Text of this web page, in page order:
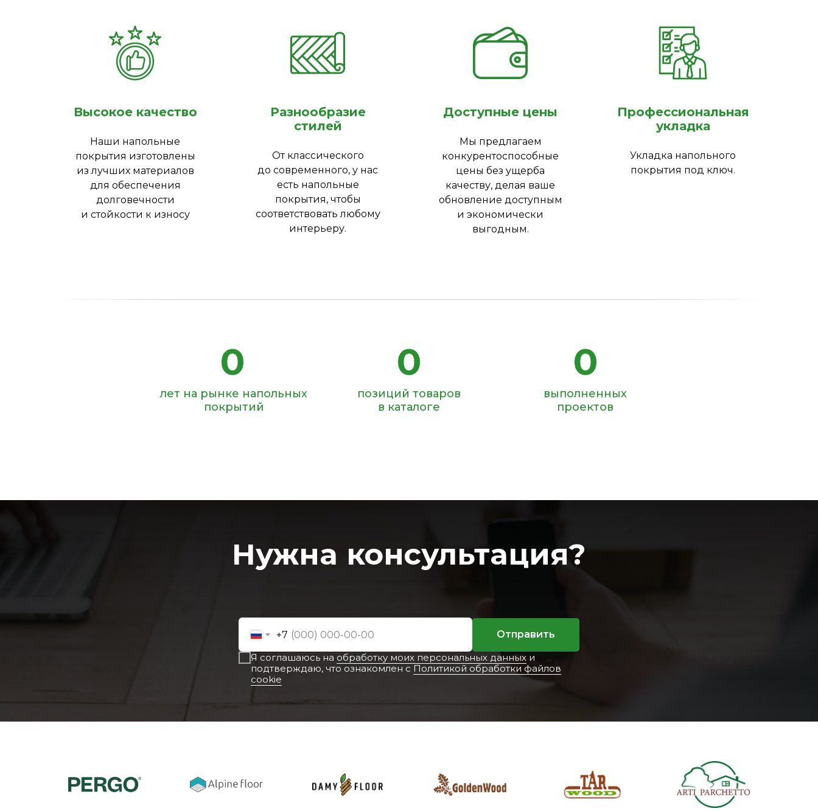
Высокое качество
Наши напольные
покрытия изготовлены
из лучших материалов
для обеспечения
долговечности
и стойкости к износу
Разнообразие
стилей
От классического
до современного, у нас
есть напольные
покрытия, чтобы
соответствовать любому
интерьеру.
Доступные цены
Мы предлагаем
конкурентоспособные
цены без ущерба
качеству, делая ваше
обновление доступным
и экономически
выгодным.
Профессиональная
укладка
Укладка напольного
покрытия под ключ.
0 0 0
лет на рынке напольных
покрытий
позиций товаров
в каталоге
выполненных
проектов
Нужна консультация?
+7
Я соглашаюсь на обработку моих персональных данных и
подтверждаю, что ознакомлен с Политикой обработки файлов
cookie
Отправить